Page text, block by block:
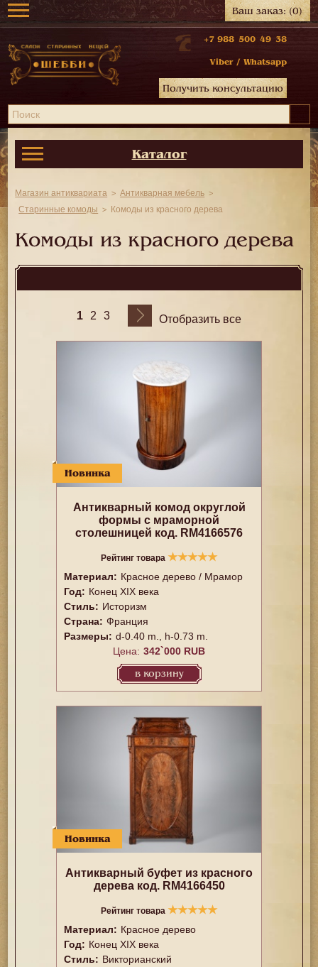
Ваш заказ:(0)
+7 988 500 49 38
Viber / Whatsapp
Получить консультацию
Каталог
Магазин антиквариата
Антикварная мебель
Старинные комоды
Комоды из красного дерева
Комоды из красного дерева
1 2 3 Отобразить все
Новинка
Антикварный комод округлой
формы с мраморной
столешницей код. RM4166576
Рейтинг товара ★★★★★
Материал: Красное дерево / Мрамор
Год: Конец XIX века
Стиль: Историзм
Страна: Франция
Размеры: d-0.40 m., h-0.73 m.
Цена: 342`000 RUB
в корзину
Новинка
Антикварный буфет из красного
дерева код. RM4166450
Рейтинг товара ★★★★★
Материал: Красное дерево
Год: Конец XIX века
Стиль: Викторианский